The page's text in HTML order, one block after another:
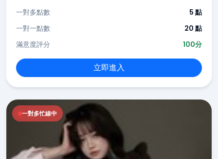
一對多點數
5 點
一對一點數
20 點
滿意度評分
100分
立即進入
一對多忙線中